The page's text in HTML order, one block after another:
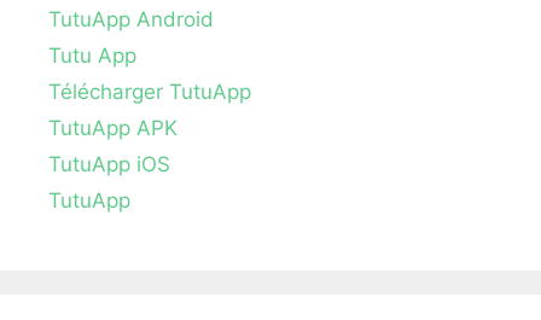
TutuApp Android
Tutu App
Télécharger TutuApp
TutuApp APK
TutuApp iOS
TutuApp